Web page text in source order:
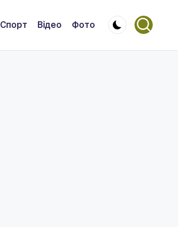
Спорт Відео Фото